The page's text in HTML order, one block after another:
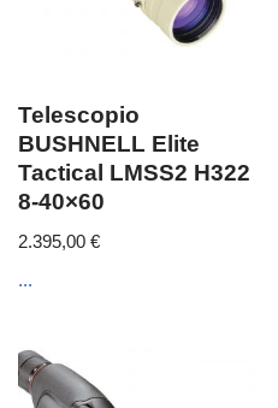
Telescopio
BUSHNELL Elite
Tactical LMSS2 H322
8-40×60
2.395,00 €
...